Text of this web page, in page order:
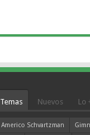
Temas Nuevos Lo
Americo Schvartzman